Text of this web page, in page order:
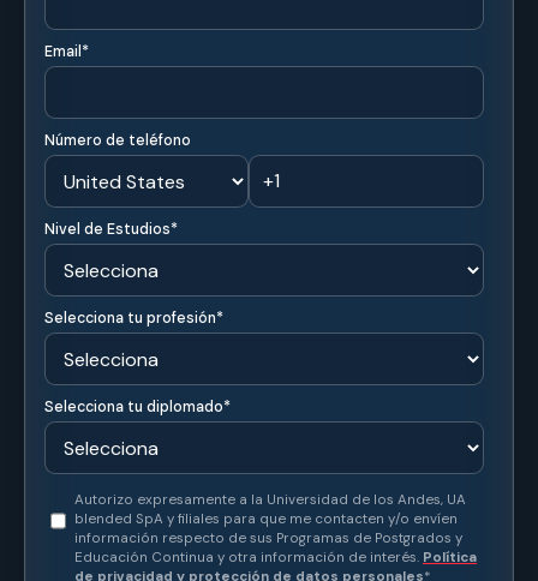
Acceso 24/7
🤝
Acompañamiento permanente
👨‍⚕️
Docentes especializados